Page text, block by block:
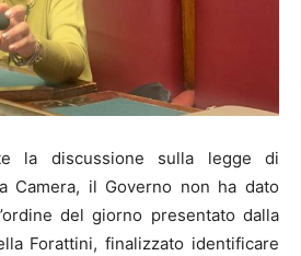
la discussione sulla legge di
Camera, il Governo non ha dato
del giorno presentato dalla
Forattini, finalizzato identificare